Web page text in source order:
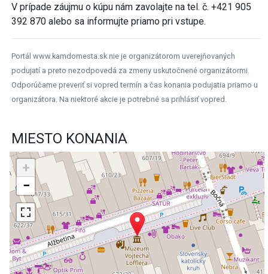
V prípade záujmu o kúpu nám zavolajte na tel. č. +421 905
392 870 alebo sa informujte priamo pri vstupe.
Portál www.kamdomesta.sk nie je organizátorom uverejňovaných
podujatí a preto nezodpovedá za zmeny uskutočnené organizátormi.
Odporúčame preveriť si vopred termín a čas konania podujatia priamo u
organizátora. Na niektoré akcie je potrebné sa prihlásiť vopred.
MIESTO KONANIA
+
−